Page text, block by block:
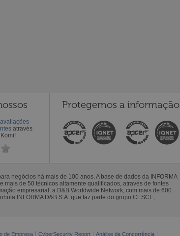
avaliações
através
Protegemos a informação
negócios há mais de 100 anos. A base de dados da INFORMA
de 50 técnicos altamente qualificados, através de fontes
empresarial: a D&B Worldwide Network, com mais de 600
INFORMA D&B S.A. que faz parte do grupo CESCE,
de Empresa CyberSecurity Report Análise da Concorrência